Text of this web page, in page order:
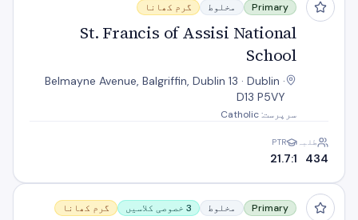
Primary مخلوط گرم کھانا
St. Francis of Assisi National
School
Belmayne Avenue, Balgriffin, Dublin 13 · Dublin ·
D13 P5VY
سرپرست: Catholic
طلبہ
434
PTR
21.7:1
Stapolin Educate Together National School
Primary مخلوط 3 خصوصی کلاسیں گرم کھانا